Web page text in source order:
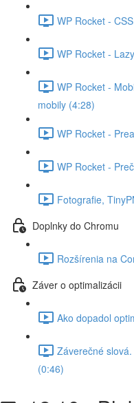
WP Rocket -
WP Rocket -
WP Rocket -
mobily (4:28)
WP Rocket -
WP Rocket -
Fotografie,
Doplnky do Chromu
Rozšírenia na
Záver o optimalizácii
Ako dopadol
Záverečné
(0:46)